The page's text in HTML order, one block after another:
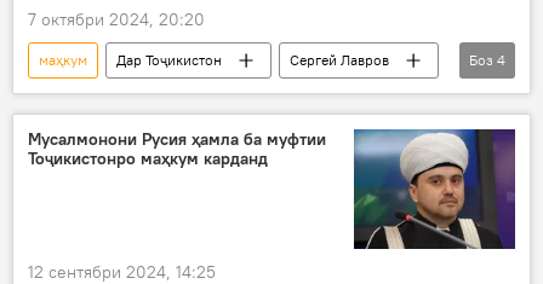
7 октябри 2024, 20:20
маҳкум Дар Тоҷикистон
Сергей Лавров
таҳримҳо
Маскав
ИДМ
Русия
Боз 4
Мусалмонони Русия ҳамла ба муфтии
Тоҷикистонро маҳкум карданд
12 сентябри 2024, 14:25